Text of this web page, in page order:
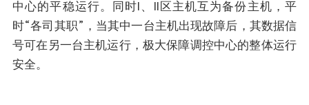
中心的平稳运行。同时I、II区主机互为备份主机，平
时“各司其职”，当其中一台主机出现故障后，其数据信
号可在另一台主机运行，极大保障调控中心的整体运行
安全。